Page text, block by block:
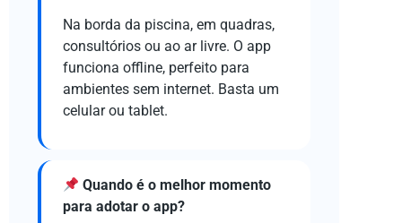
Na borda da piscina, em quadras,
consultórios ou ao ar livre. O app
funciona offline, perfeito para
ambientes sem internet. Basta um
celular ou tablet.
Quando é o melhor momento
para adotar o app?